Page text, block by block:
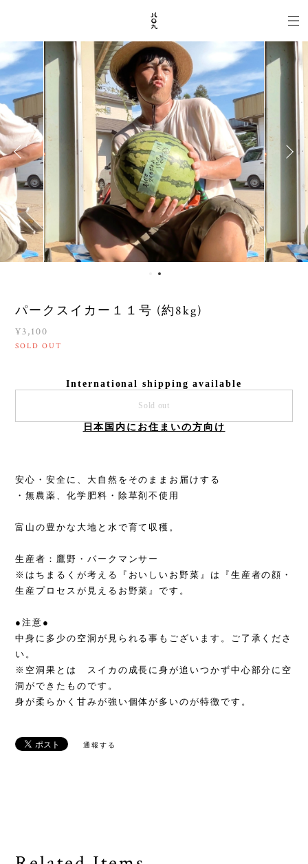
パークスイカー１１号 (約8kg)
¥3,100
SOLD OUT
International shipping available
Sold out
日本国内にお住まいの方向け
安心・安全に、大自然をそのままお届けする
・無農薬、化学肥料・除草剤不使用
富山の豊かな大地と水で育て収穫。
生産者：鷹野・パークマンサー
※はちまるくが考える『おいしいお野菜』は『生産者の顔・
生産プロセスが見えるお野菜』です。
●注意●
中身に多少の空洞が見られる事もございます。ご了承くださ
い。
※空洞果とは スイカの成長に身が追いつかず中心部分に空
洞ができたものです。
身が柔らかく甘みが強い個体が多いのが特徴です。
通報する